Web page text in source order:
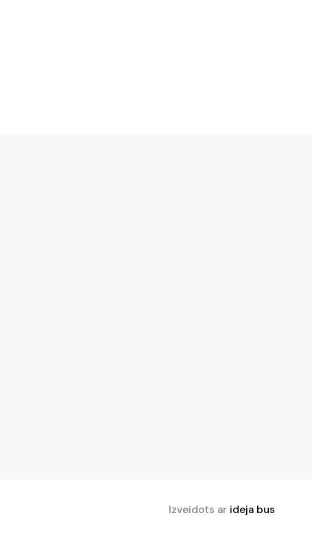
Izveidots ar ideja bus